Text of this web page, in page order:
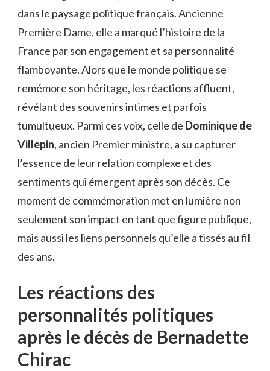
dans le paysage politique français. Ancienne
Première Dame, elle a marqué l’histoire de la
France par son engagement et sa personnalité
flamboyante. Alors que le monde politique se
remémore son héritage, les réactions affluent,
révélant des souvenirs intimes et parfois
tumultueux. Parmi ces voix, celle de Dominique de
Villepin, ancien Premier ministre, a su capturer
l’essence de leur relation complexe et des
sentiments qui émergent après son décès. Ce
moment de commémoration met en lumière non
seulement son impact en tant que figure publique,
mais aussi les liens personnels qu’elle a tissés au fil
des ans.
Les réactions des
personnalités politiques
après le décès de Bernadette
Chirac